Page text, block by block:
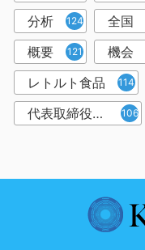
分析 124 全国
概要 121 機会
レトルト食品 114
代表取締役社長 106